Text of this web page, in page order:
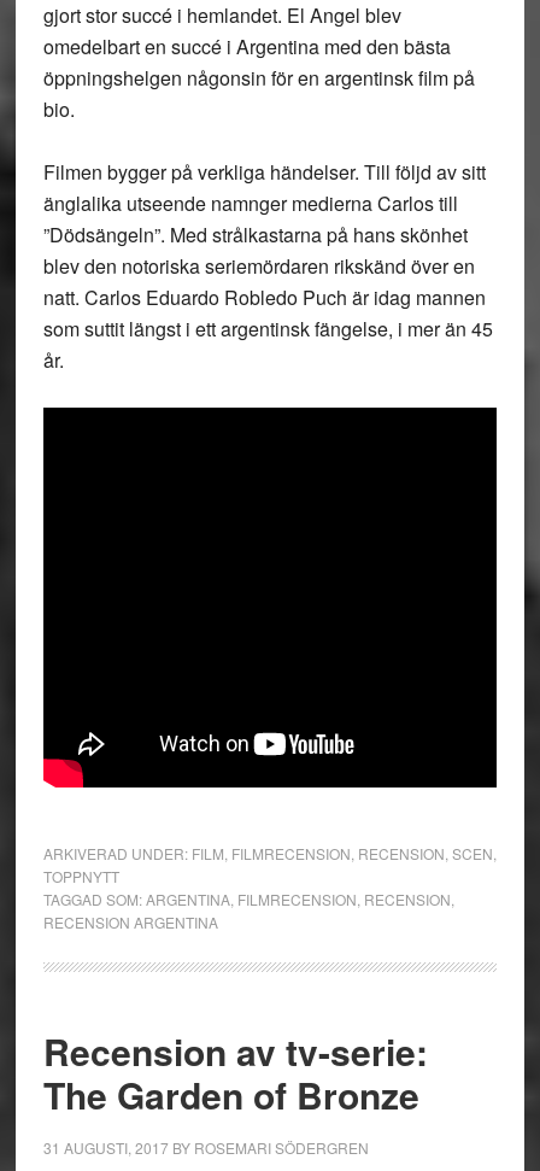
gjort stor succé i hemlandet. El Angel blev
omedelbart en succé i Argentina med den bästa
öppningshelgen någonsin för en argentinsk film på
bio.
Filmen bygger på verkliga händelser. Till följd av sitt
änglalika utseende namnger medierna Carlos till
”Dödsängeln”. Med strålkastarna på hans skönhet
blev den notoriska seriemördaren rikskänd över en
natt. Carlos Eduardo Robledo Puch är idag mannen
som suttit längst i ett argentinsk fängelse, i mer än 45
år.
ARKIVERAD UNDER: FILM FILMRECENSION RECENSION SCEN
TOPPNYTT
TAGGAD SOM:ARGENTINA, FILMRECENSION RECENSION
RECENSION ARGENTINA
Recension av tv-serie:
The Garden of Bronze
31 AUGUSTI, 2017BY ROSEMARI SÖDERGREN